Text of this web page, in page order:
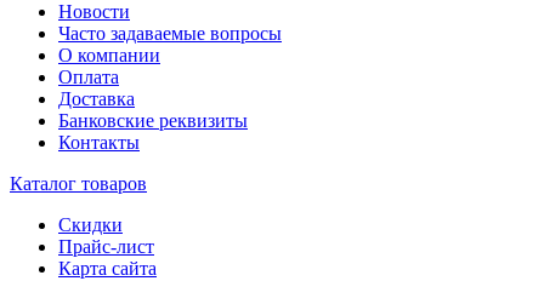
Новости
Часто задаваемые вопросы
О компании
Оплата
Доставка
Банковские реквизиты
Контакты
Каталог товаров
Скидки
Прайс-лист
Карта сайта